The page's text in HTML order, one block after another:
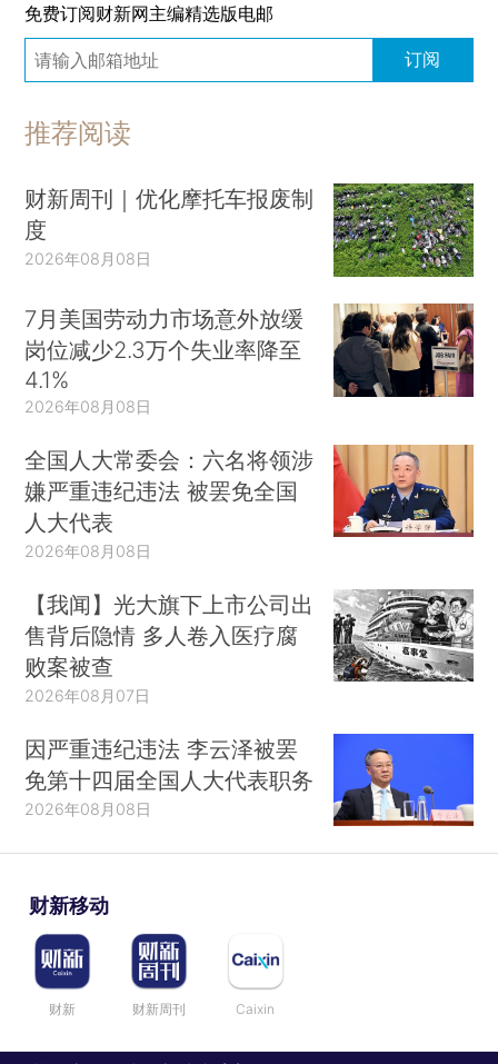
免费订阅财新网主编精选版电邮
订阅
推荐阅读
财新周刊｜优化摩托车报废制
度
2026年08月08日
7月美国劳动力市场意外放缓
岗位减少2.3万个失业率降至
4.1%
2026年08月08日
全国人大常委会：六名将领涉
嫌严重违纪违法 被罢免全国
人大代表
2026年08月08日
【我闻】光大旗下上市公司出
售背后隐情 多人卷入医疗腐
败案被查
2026年08月07日
因严重违纪违法 李云泽被罢
免第十四届全国人大代表职务
2026年08月08日
财新移动
财新 财新周刊 Caixin